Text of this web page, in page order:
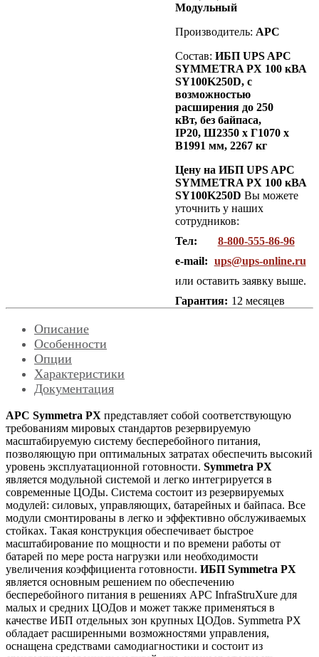
Модульный
Производитель: APC
Состав: ИБП UPS APC
SYMMETRA PX 100 кВА
SY100K250D, с
возможностью
расширения до 250
кВт, без байпаса,
IP20,Ш2350 х Г1070 х
В1991 мм, 2267 кг
Цену на ИБП UPS APC
SYMMETRA PX 100 кВА
SY100K250D Вы можете
уточнить у наших
сотрудников:
Тел:
8-800-555-86-96
e-mail: ups@ups-online.ru
или оставить заявку выше.
Гарантия: 12 месяцев
Описание
Особенности
Опции
Характеристики
Документация
APC Symmetra PX представляет собой соответствующую
требованиям мировых стандартов резервируемую
масштабируемую систему бесперебойного питания,
позволяющую при оптимальных затратах обеспечить высокий
уровень эксплуатационной готовности. Symmetra PX
является модульной системой и легко интегрируется в
современные ЦОДы. Система состоит из резервируемых
модулей: силовых, управляющих, батарейных и байпаса. Все
модули смонтированы в легко и эффективно обслуживаемых
стойках. Такая конструкция обеспечивает быстрое
масштабирование по мощности и по времени работы от
батарей по мере роста нагрузки или необходимости
увеличения коэффициента готовности. ИБП Symmetra PX
является основным решением по обеспечению
бесперебойного питания в решениях APC InfraStruXure для
малых и средних ЦОДов и может также применяться в
качестве ИБП отдельных зон крупных ЦОДов. Symmetra PX
обладает расширенными возможностями управления,
оснащена средствами самодиагностики и состоит из